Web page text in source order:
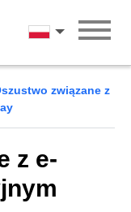
Polski
związane z
z e-